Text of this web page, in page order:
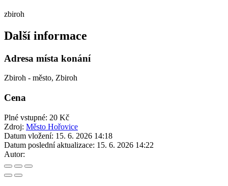
zbiroh
Další informace
Adresa místa konání
Zbiroh - město, Zbiroh
Cena
Plné vstupné: 20 Kč
Zdroj: Město Hořovice
Datum vložení: 15. 6. 2026 14:18
Datum poslední aktualizace: 15. 6. 2026 14:22
Autor: